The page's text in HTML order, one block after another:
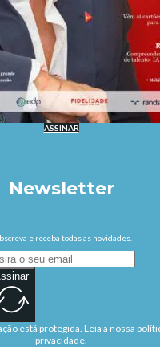
ASSINAR
Newsletter
e receba todas as novidades.
está protegida. Leia a nossa
privacidade.